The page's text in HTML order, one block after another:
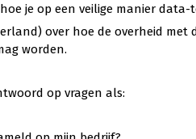
je op een veilige manier
over hoe de overheid
worden.
op vragen als: